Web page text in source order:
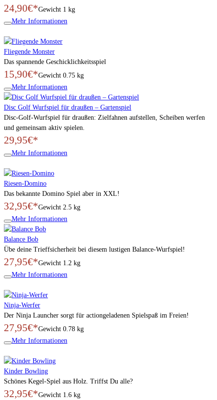
24,90€*Gewicht 1 kg
Mehr Informationen
Fliegende Monster
Das spannende Geschicklichkeitsspiel
15,90€*Gewicht 0.75 kg
Mehr Informationen
Disc Golf Wurfspiel für draußen – Gartenspiel
Disc-Golf-Wurfspiel für draußen: Zielfahnen aufstellen, Scheiben werfen
und gemeinsam aktiv spielen.
29,95€*
Mehr Informationen
Riesen-Domino
Das bekannte Domino Spiel aber in XXL!
32,95€*Gewicht 2.5 kg
Mehr Informationen
Balance Bob
Übe deine Trieffsicherheit bei diesem lustigen Balance-Wurfspiel!
27,95€*Gewicht 1.2 kg
Mehr Informationen
Ninja-Werfer
Der Ninja Launcher sorgt für actiongeladenen Spielspaß im Freien!
27,95€*Gewicht 0.78 kg
Mehr Informationen
Kinder Bowling
Schönes Kegel-Spiel aus Holz. Triffst Du alle?
32,95€*Gewicht 1.6 kg